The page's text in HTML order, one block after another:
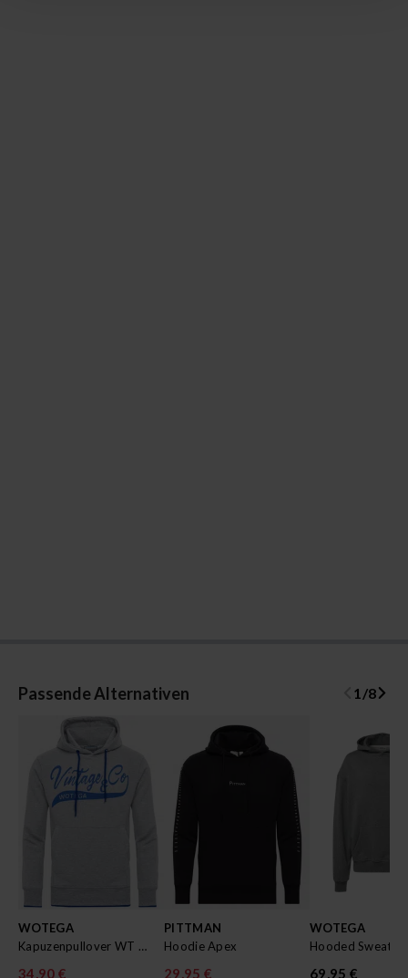
Passende Alternativen 1/8
WOTEGA
Kapuzenpullover WT Star
34,90 €
PITTMAN
Hoodie Apex
29,95 €
WOTEGA
69,95 €